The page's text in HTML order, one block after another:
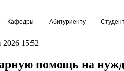
Кафедры Абитуриенту
15:52
помощь на